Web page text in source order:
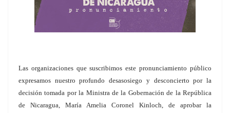
Las organizaciones que suscribimos este pronunciamiento público
expresamos nuestro profundo desasosiego y desconcierto por la
decisión tomada por la Ministra de la Gobernación de la República
de Nicaragua, María Amelia Coronel Kinloch, de aprobar la